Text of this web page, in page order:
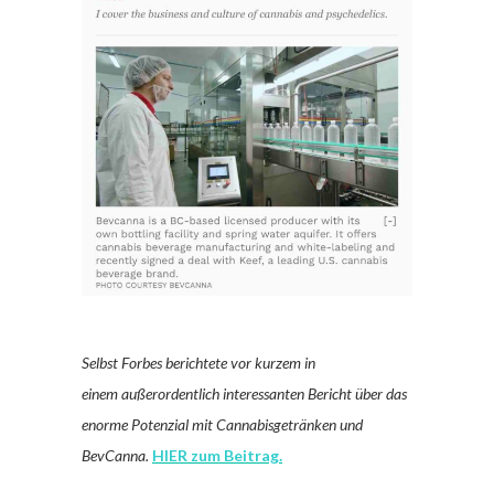
Selbst Forbes berichtete vor kurzem in
einem außerordentlich interessanten Bericht über das
enorme Potenzial mit Cannabisgetränken und
BevCanna. HIER zum Beitrag.